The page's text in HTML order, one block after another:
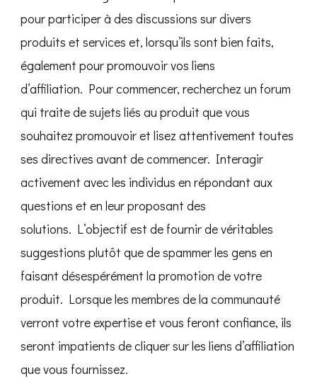
pour participer à des discussions sur divers
produits et services et, lorsqu’ils sont bien faits,
également pour promouvoir vos liens
d’affiliation. Pour commencer, recherchez un forum
qui traite de sujets liés au produit que vous
souhaitez promouvoir et lisez attentivement toutes
ses directives avant de commencer. Interagir
activement avec les individus en répondant aux
questions et en leur proposant des
solutions. L’objectif est de fournir de véritables
suggestions plutôt que de spammer les gens en
faisant désespérément la promotion de votre
produit. Lorsque les membres de la communauté
verront votre expertise et vous feront confiance, ils
seront impatients de cliquer sur les liens d’affiliation
que vous fournissez.